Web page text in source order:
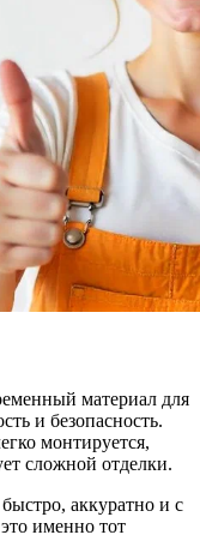
материал для
и безопасность.
монтируется,
сложной отделки.
аккуратно и с
именно тот